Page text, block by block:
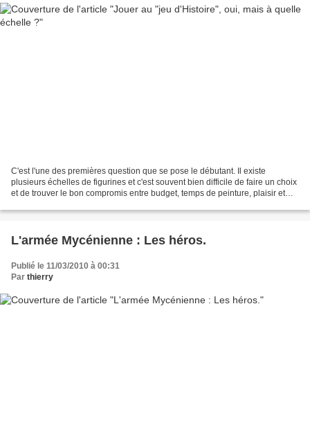
C'est l'une des premières question que se pose le débutant. Il existe
plusieurs échelles de figurines et c'est souvent bien difficile de faire un choix
et de trouver le bon compromis entre budget, temps de peinture, plaisir et
L'armée Mycénienne : Les héros.
Publié le 11/03/2010 à 00:31
Par thierry